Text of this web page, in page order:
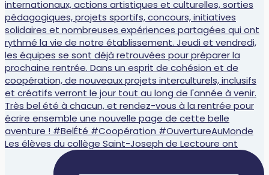
Les élèves du collège Saint-Joseph de Lectoure ont